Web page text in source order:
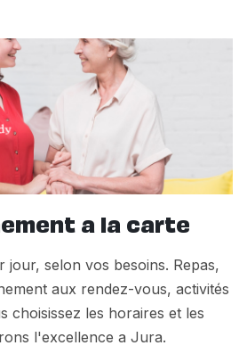
a la carte
jour, selon vos besoins. Repas,
aux rendez-vous, activités
choisissez les horaires et les
l'excellence a Jura.